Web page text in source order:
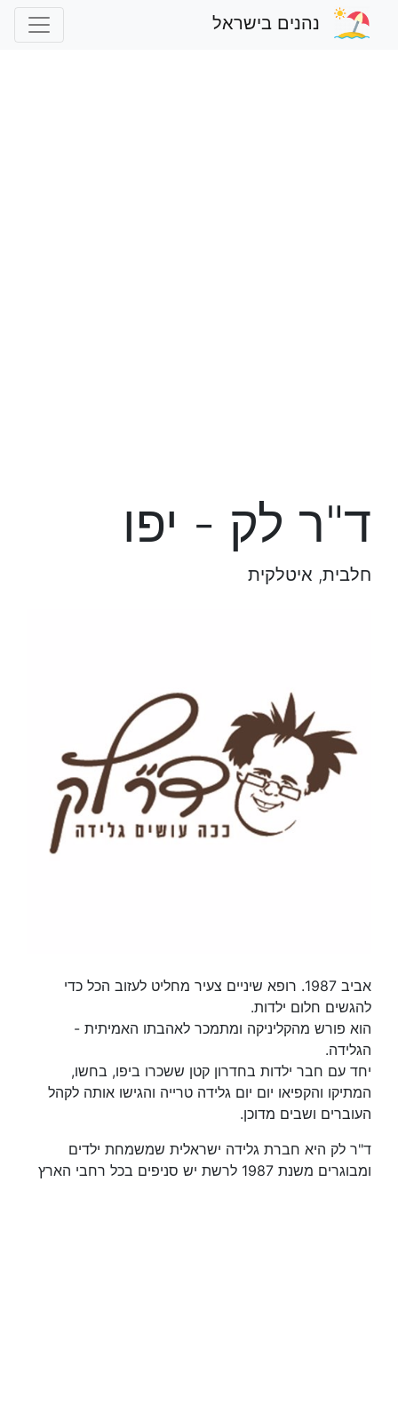
נהנים בישראל
ד"ר לק - יפו
חלבית, איטלקית
אביב 1987. רופא שיניים צעיר מחליט לעזוב הכל כדי
להגשים חלום ילדות.
הוא פורש מהקליניקה ומתמכר לאהבתו האמיתית -
הגלידה.
יחד עם חבר ילדות בחדרון קטן ששכרו ביפו, בחשו,
המתיקו והקפיאו יום יום גלידה טרייה והגישו אותה לקהל
העוברים ושבים מדוכן.
ד"ר לק היא חברת גלידה ישראלית שמשמחת ילדים
ומבוגרים משנת 1987 לרשת יש סניפים בכל רחבי הארץ